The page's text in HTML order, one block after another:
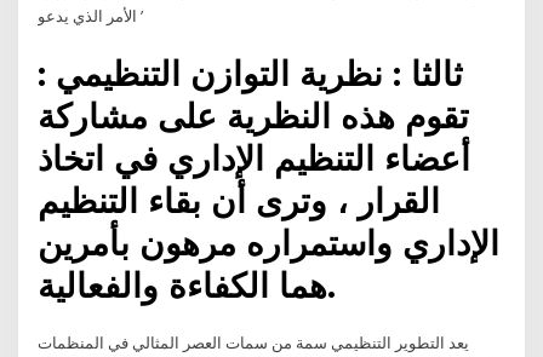
’ الأمر الذي يدعو
ثالثا : نظرية التوازن التنظيمي :
تقوم هذه النظرية على مشاركة
أعضاء التنظيم الإداري في اتخاذ
القرار ، وترى أن بقاء التنظيم
الإداري واستمراره مرهون بأمرين
هما الكفاءة والفعالية.
يعد التطوير التنظيمي سمة من سمات العصر المثالي في المنظمات